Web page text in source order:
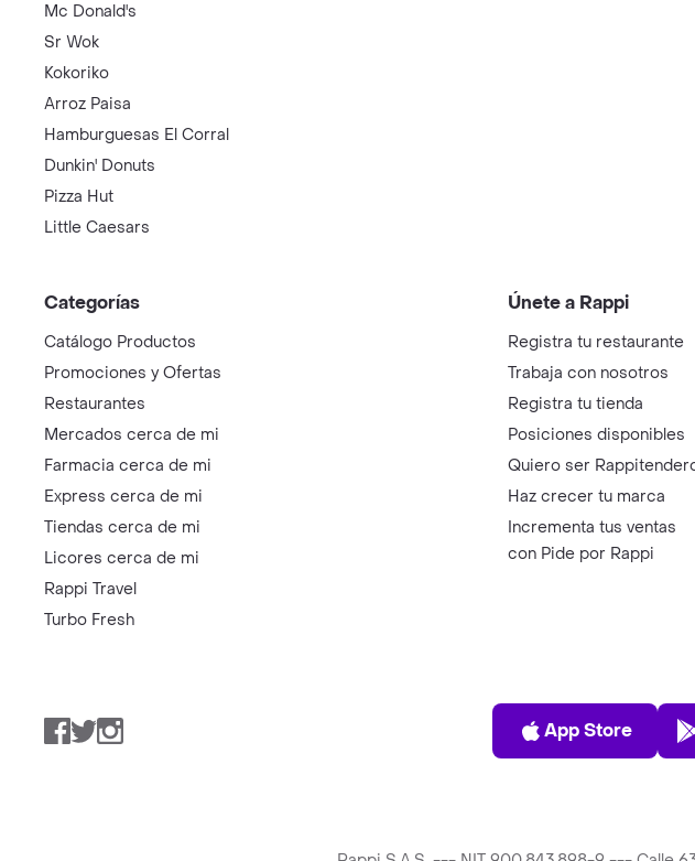
Mc Donald's
Sr Wok
Kokoriko
Arroz Paisa
Hamburguesas El Corral
Dunkin' Donuts
Pizza Hut
Little Caesars
Categorías
Catálogo Productos
Promociones y Ofertas
Restaurantes
Mercados cerca de mi
Farmacia cerca de mi
Express cerca de mi
Tiendas cerca de mi
Licores cerca de mi
Rappi Travel
Turbo Fresh
Únete a Rappi
Registra tu restaurante
Trabaja con nosotros
Registra tu tienda
Posiciones disponibles
Quiero ser
Haz crecer tu marca
Incrementa tus ventas
con Pide por Rappi
Facebook
TwitterInstagram
App Store
App Store